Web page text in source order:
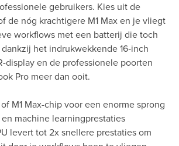
gebruikers. Kies uit de
de nóg krachtigere M1 Max en je vliegt
workflows met een batterij die toch
het indrukwekkende 16‑inch
display en de professionele poorten
Pro meer dan ooit.
M1 Max-chip voor een enorme sprong
en machine learningprestaties
levert tot 2x snellere prestaties om